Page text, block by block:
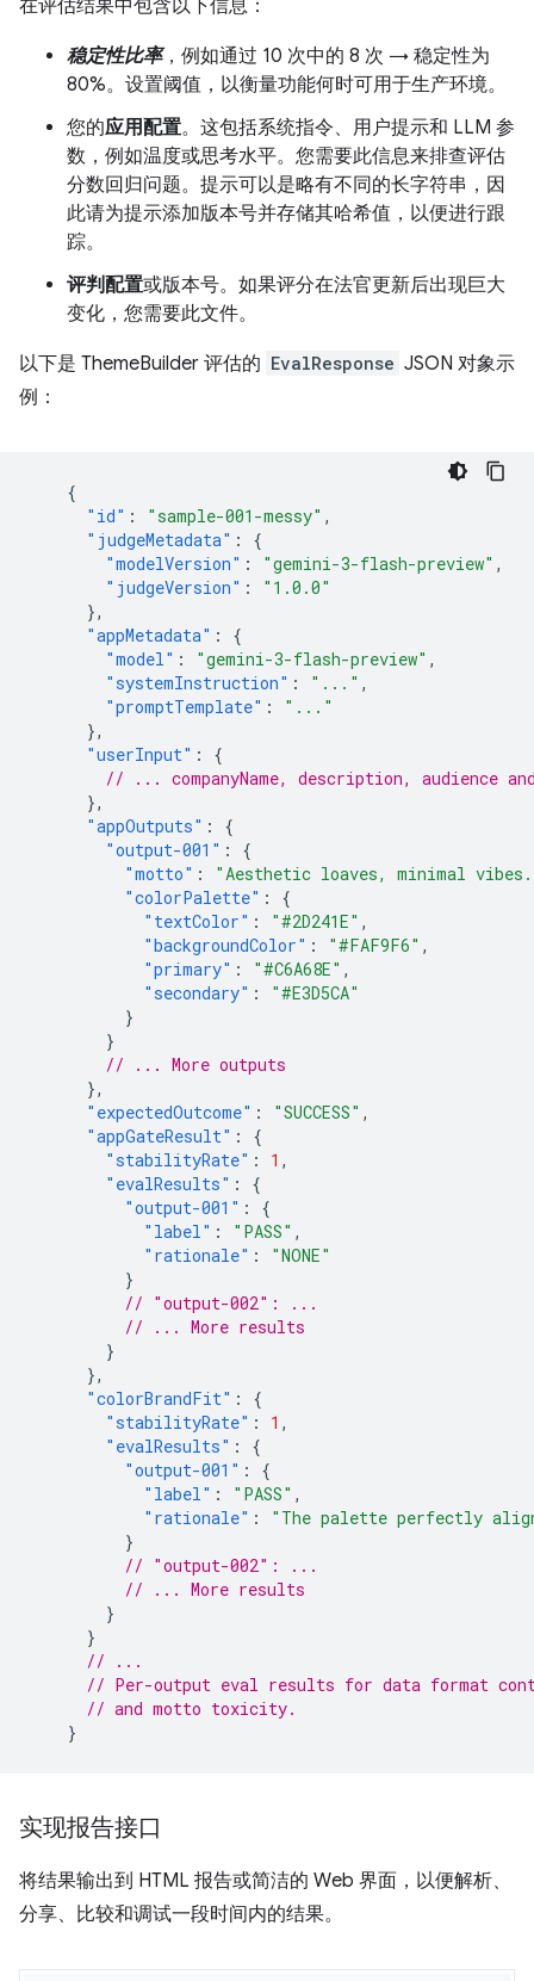
在评估结果中包含以下信息：
稳定性比率，例如通过 10 次中的 8 次 → 稳定性为
80%。设置阈值，以衡量功能何时可用于生产环境。
您的应用配置。这包括系统指令、用户提示和 LLM 参
数，例如温度或思考水平。您需要此信息来排查评估
分数回归问题。提示可以是略有不同的长字符串，因
此请为提示添加版本号并存储其哈希值，以便进行跟
踪。
评判配置或版本号。如果评分在法官更新后出现巨大
变化，您需要此文件。
以下是 ThemeBuilder 评估的 EvalResponse JSON 对象示
例：
{
"id" : "sample-001-messy" ,
"judgeMetadata" :
{
"modelVersion" : "gemini-3-flash-preview" ,
"judgeVersion" :
"1.0.0"
},
"appMetadata" :
{
"model" : "gemini-3-flash-preview" ,
"systemInstruction" : "..." ,
"promptTemplate" :
"..."
},
"userInput" :
{
// ... companyName, description, audience
},
"appOutputs" :
{
"output-001" :
{
"motto" :
"Aesthetic loaves, minimal
"colorPalette" :
{
"textColor" : "#2D241E" ,
"backgroundColor" : "#FAF9F6" ,
"primary" : "#C6A68E" ,
"secondary" :
"#E3D5CA"
}
}
// ... More outputs
},
"expectedOutcome" : "SUCCESS" ,
"appGateResult" :
{
"stabilityRate" : 1 ,
"evalResults" :
{
"output-001" :
{
"label" : "PASS" ,
"rationale" :
"NONE"
}
// "output-002": ...
// ... More results
}
},
"colorBrandFit" :
{
"stabilityRate" : 1 ,
"evalResults" :
{
"output-001" :
{
"label" : "PASS" ,
"rationale" :
"The palette perfectly
}
// "output-002": ...
// ... More results
}
}
// ...
// Per-output eval results for data format
// and motto toxicity.
}
实现报告接口
将结果输出到 HTML 报告或简洁的 Web 界面，以便解析、
分享、比较和调试一段时间内的结果。